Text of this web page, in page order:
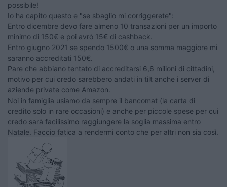
possibile!
Io ha capito questo e "se sbaglio mi corriggerete":
Entro dicembre devo fare almeno 10 transazioni per un importo
minimo di 150€ e poi avrò 15€ di cashback.
Entro giugno 2021 se spendo 1500€ o una somma maggiore mi
saranno accreditati 150€.
Pare che abbiano tentato di accreditarsi 6,6 milioni di cittadini,
motivo per cui credo sarebbero andati in tilt anche i server di
aziende private come Amazon.
Noi in famiglia usiamo da sempre il bancomat (la carta di
credito solo in rare occasioni) e anche per piccole spese per cui
credo sarà facilissimo raggiungere la soglia massima entro
Natale. Faccio fatica a rendermi conto che per altri non sia così.